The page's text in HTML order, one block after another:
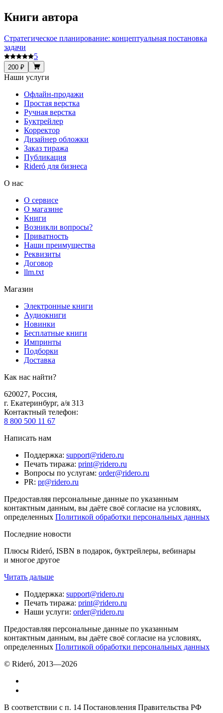
Книги автора
Стратегическое планирование: концептуальная постановка
задачи
5
200 ₽
Наши услуги
Офлайн-продажи
Простая верстка
Ручная верстка
Буктрейлер
Корректор
Дизайнер обложки
Заказ тиража
Публикация
Rideró для бизнеса
О нас
О сервисе
О магазине
Книги
Возникли вопросы?
Приватность
Наши преимущества
Реквизиты
Договор
llm.txt
Магазин
Электронные книги
Аудиокниги
Новинки
Бесплатные книги
Импринты
Подборки
Доставка
Как нас найти?
620027, Россия,
г. Екатеринбург, а/я 313
Контактный телефон:
8 800 500 11 67
Написать нам
Поддержка: support@ridero.ru
Печать тиража: print@ridero.ru
Вопросы по услугам: order@ridero.ru
PR: pr@ridero.ru
Предоставляя персональные данные по указанным
контактным данным, вы даёте своё согласие на условиях,
определенных Политикой обработки персональных данных
Последние новости
Плюсы Rideró, ISBN в подарок, буктрейлеры, вебинары
и многое другое
Читать дальше
Поддержка: support@ridero.ru
Печать тиража: print@ridero.ru
Наши услуги: order@ridero.ru
Предоставляя персональные данные по указанным
контактным данным, вы даёте своё согласие на условиях,
определенных Политикой обработки персональных данных
© Rideró, 2013—2026
В соответствии с п. 14 Постановления Правительства РФ